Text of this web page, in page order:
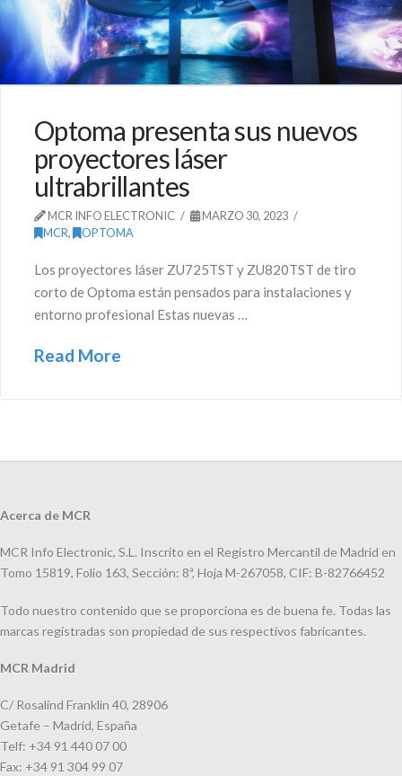
Optoma presenta sus nuevos
proyectores láser
ultrabrillantes
MCR INFO ELECTRONIC
MARZO 30, 2023
MCR, OPTOMA
Los proyectores láser ZU725TST y ZU820TST de tiro
corto de Optoma están pensados para instalaciones y
entorno profesional Estas nuevas …
Read More
Acerca de MCR
MCR Info Electronic, S.L. Inscrito en el Registro Mercantil de Madrid en
Tomo 15819, Folio 163, Sección: 8ª, Hoja M-267058, CIF: B-82766452
Todo nuestro contenido que se proporciona es de buena fe. Todas las
marcas registradas son propiedad de sus respectivos fabricantes.
MCR Madrid
C/ Rosalind Franklin 40, 28906
Getafe – Madrid, España
Telf: +34 91 440 07 00
Fax: +34 91 304 99 07